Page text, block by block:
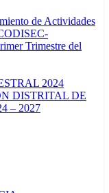
de Actividades
Trimestre del
2024
DISTRITAL DE
– 2027